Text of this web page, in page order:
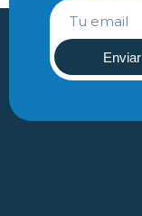
Enviar